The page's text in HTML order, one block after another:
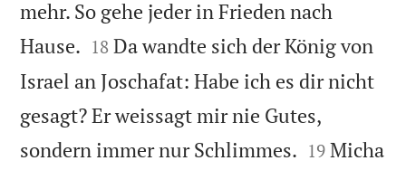
mehr. So gehe jeder in Frieden nach
Hause. 

18 Da wandte sich der König von
Israel an Joschafat: Habe ich es dir nicht
gesagt? Er weissagt mir nie Gutes,
sondern immer nur Schlimmes. 

19 Micha